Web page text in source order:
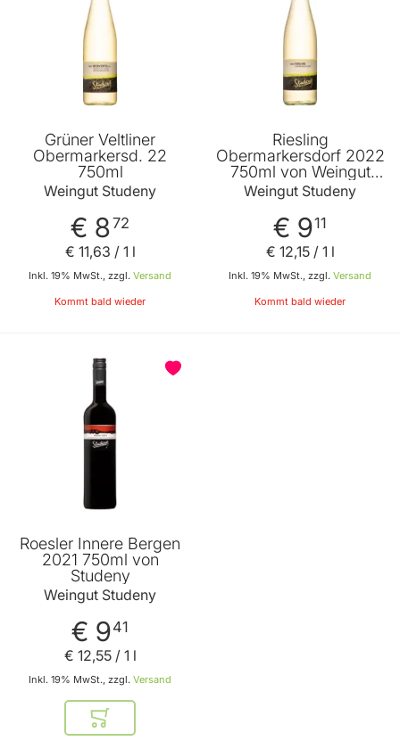
Grüner Veltliner
Obermarkersd. 22
750ml
Weingut Studeny
€ 872
Inkl. 19% MwSt., zzgl. Versand
€ 11,63 / 1 l
Kommt bald wieder
Riesling
Obermarkersdorf 2022
750ml von Weingut
Studeny
Weingut Studeny
€ 911
Inkl. 19% MwSt., zzgl. Versand
€ 12,15/ 1 l
Kommt bald wieder
Roesler Innere Bergen
2021 750ml von
Studeny
Weingut Studeny
€ 941
Inkl. 19% MwSt., zzgl. Versand
€ 12,55/ 1 l
In den Warenkorb